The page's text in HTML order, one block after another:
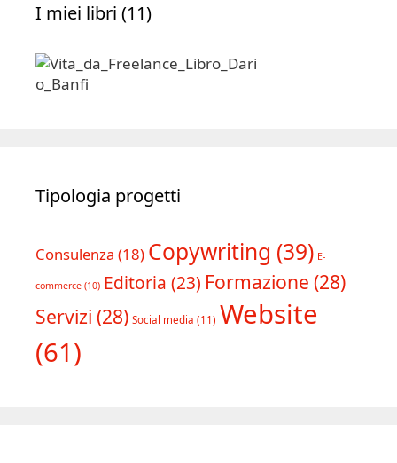
I miei libri (11)
Tipologia progetti
Consulenza (18) Copywriting (39) E-
commerce (10) Editoria (23) Formazione (28)
Servizi (28) Social media (11) Website
(61)